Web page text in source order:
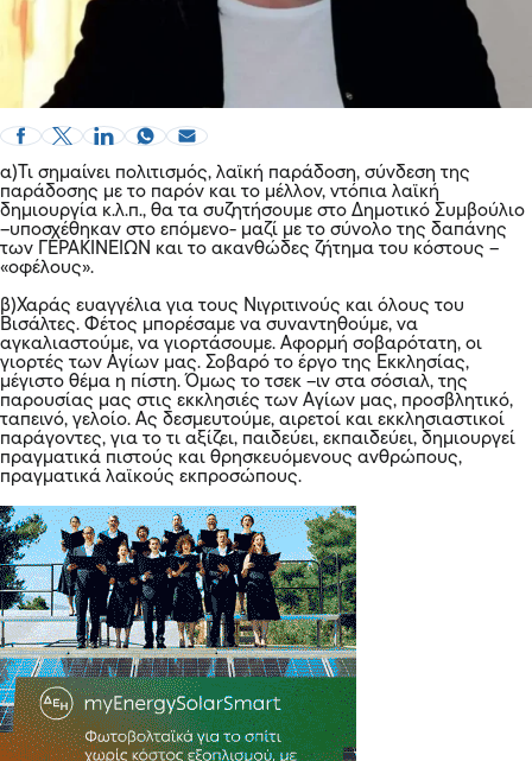
α)Τι σημαίνει πολιτισμός, λαϊκή παράδοση, σύνδεση της
παράδοσης με το παρόν και το μέλλον, ντόπια λαϊκή
δημιουργία κ.λ.π., θα τα συζητήσουμε στο Δημοτικό Συμβούλιο
–υποσχέθηκαν στο επόμενο- μαζί με το σύνολο της δαπάνης
των ΓΕΡΑΚΙΝΕΙΩΝ και το ακανθώδες ζήτημα του κόστους –
«οφέλους».
β)Χαράς ευαγγέλια για τους Νιγριτινούς και όλους του
Βισάλτες. Φέτος μπορέσαμε να συναντηθούμε, να
αγκαλιαστούμε, να γιορτάσουμε. Αφορμή σοβαρότατη, οι
γιορτές των Αγίων μας. Σοβαρό το έργο της Εκκλησίας,
μέγιστο θέμα η πίστη. Όμως το τσεκ –ιν στα σόσιαλ, της
παρουσίας μας στις εκκλησιές των Αγίων μας, προσβλητικό,
ταπεινό, γελοίο. Ας δεσμευτούμε, αιρετοί και εκκλησιαστικοί
παράγοντες, για το τι αξίζει, παιδεύει, εκπαιδεύει, δημιουργεί
πραγματικά πιστούς και θρησκευόμενους ανθρώπους,
πραγματικά λαϊκούς εκπροσώπους.